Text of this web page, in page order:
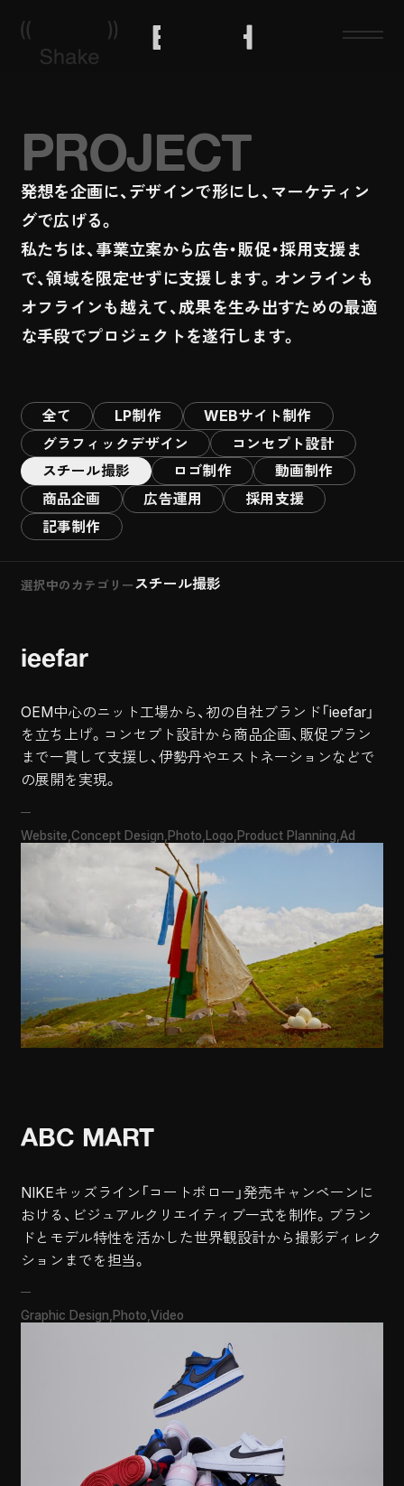
About
Service
Project
News
Recruit
PROJECT
発想を企画に、デザインで形にし、マーケティン
グで広げる。
私たちは、事業立案から広告・販促・採用支援ま
で、領域を限定せずに支援します。オンラインも
オフラインも越えて、成果を生み出すための最適
な手段でプロジェクトを遂行します。
全て LP制作
WEBサイト制作
グラフィックデザイン
コンセプト設計
スチール撮影
ロゴ制作
動画制作
商品企画
広告運用
採用支援
記事制作
選択中のカテゴリースチール撮影
ieefar
OEM中心のニット工場から、初の自社ブランド「ieefar」
を立ち上げ。コンセプト設計から商品企画、販促プラン
まで一貫して支援し、伊勢丹やエストネーションなどで
の展開を実現。
Website Concept Design Photo Logo Product Planning Ad
ABC MART
NIKEキッズライン「コートボロー」発売キャンペーンに
おける、ビジュアルクリエイティブ一式を制作。ブラン
ドとモデル特性を活かした世界観設計から撮影ディレク
ションまでを担当。
Graphic Design Photo Video
BIRTH